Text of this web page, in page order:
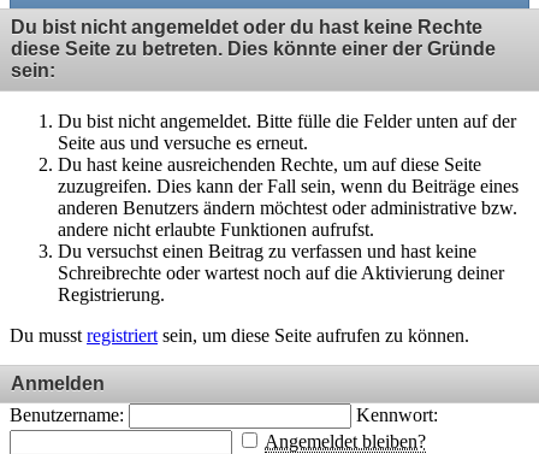
Du bist nicht angemeldet oder du hast keine Rechte
diese Seite zu betreten. Dies könnte einer der Gründe
sein:
Du bist nicht angemeldet. Bitte fülle die Felder unten auf der
Seite aus und versuche es erneut.
Du hast keine ausreichenden Rechte, um auf diese Seite
zuzugreifen. Dies kann der Fall sein, wenn du Beiträge eines
anderen Benutzers ändern möchtest oder administrative bzw.
andere nicht erlaubte Funktionen aufrufst.
Du versuchst einen Beitrag zu verfassen und hast keine
Schreibrechte oder wartest noch auf die Aktivierung deiner
Registrierung.
Du musst registriert sein, um diese Seite aufrufen zu können.
Anmelden
Benutzername:
Kennwort:
Angemeldet bleiben?